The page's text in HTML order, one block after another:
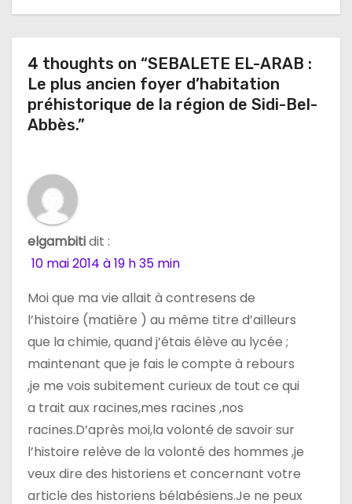
c
4 thoughts on “SEBALETE EL-ARAB :
Le plus ancien foyer d’habitation
préhistorique de la région de Sidi-Bel-
Abbès.”
elgambitidit :
10 mai 2014 à 19 h 35 min
Moi que ma vie allait à contresens de
l’histoire (matière ) au même titre d’ailleurs
que la chimie, quand j’étais élève au lycée ;
maintenant que je fais le compte à rebours
,je me vois subitement curieux de tout ce qui
a trait aux racines,mes racines ,nos
racines.D’après moi,la volonté de savoir sur
l’histoire relève de la volonté des hommes ,je
veux dire des historiens et concernant votre
article des historiens bélabésiens.Je ne peux